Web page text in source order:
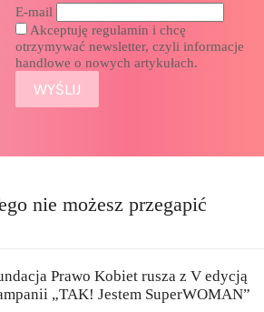
E-mail
Akceptuję regulamin i chcę
otrzymywać newsletter, czyli informacje
handlowe o nowych artykułach.
nie możesz przegapić
Prawo Kobiet rusza z V edycją
„TAK! Jestem SuperWOMAN”